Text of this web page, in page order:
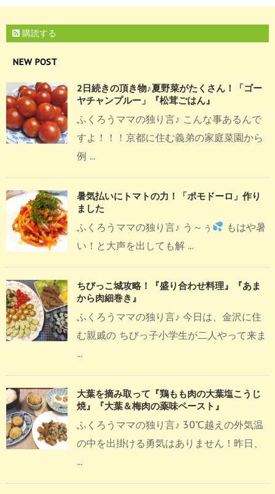
購読する
NEW POST
2日続きの頂き物♪夏野菜がたくさん！「ゴー
ヤチャンプルー」『松茸ごはん』
ふくろうママの独り言♪ こんな事あるんで
すよ！！！京都に住む義弟の家庭菜園から
例 ...
暑気払いにトマトの力！「ポモドーロ」作り
ました
ふくろうママの独り言♪ う～ぅ
もはや暑
い！と大声を出しても解 ...
ちびっこ城攻略！『盛り合わせ料理』『あま
から肉細巻き』
ふくろうママの独り言♪ 今日は、金沢に住
む親戚の ちびっ子小学生が二人やって来ま
...
大葉を摘み取って『鶏もも肉の大葉塩こうじ
焼』『大葉＆梅肉の薬味ペースト』
ふくろうママの独り言♪ 30℃越えの外気温
の中を出掛ける勇気はありません！昨日、
...